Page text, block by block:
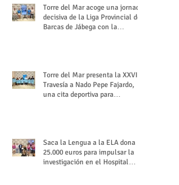
Torre del Mar acoge una jornada
decisiva de la Liga Provincial de
Barcas de Jábega con la
Torre del Mar presenta la XXVI
Travesía a Nado Pepe Fajardo,
una cita deportiva para
Saca la Lengua a la ELA dona
25.000 euros para impulsar la
investigación en el Hospital